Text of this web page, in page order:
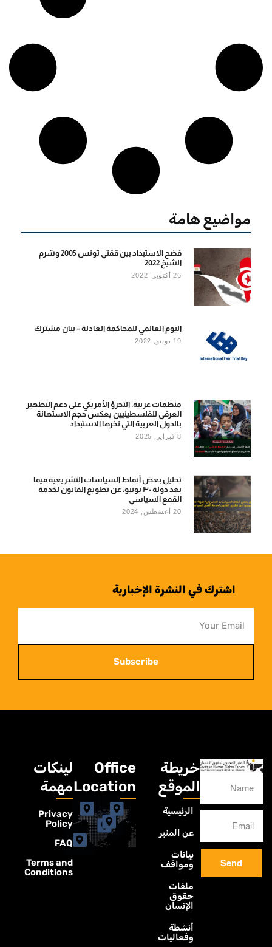
مواضيع هامة
فضح الاستبداد بين قمّتي تونس 2005 وشرم
الشيخ 2022
26 أكتوبر, 2022
اليوم العالمي للمحاكمة العادلة – بيان مشترك
19 يونيو, 2022
منظمات عربية: التجرؤ الأمريكي على دعم التطهير
العرقي للفلسطينيين يعكس حجم الاستهانة
بالدول العربية التي نخرها الاستبداد
8 فبراير, 2025
تحليل بعض أنماط السياسات التشريعية فيما
بعد دولة ٣٠ يونيو: عن تطويع القانون لخدمة
القمع السياسي
20 أغسطس, 2024
اشترك في النشرة الإخبارية
Subscribe
Send
خريطة
الموقع
الرئيسية
عن المنبر
بيانات
ومواقف
ملفات
حقوق
الإنسان
أنشطة
وفعاليات
Office
Location
لينكات
مهمة
Privacy
Policy
FAQ
Terms and
Conditions